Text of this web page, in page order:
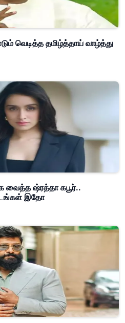
வெடித்த தமிழ்த்தாய் வாழ்த்து
வைத்த ஷ்ரத்தா கபூர்..
இதோ